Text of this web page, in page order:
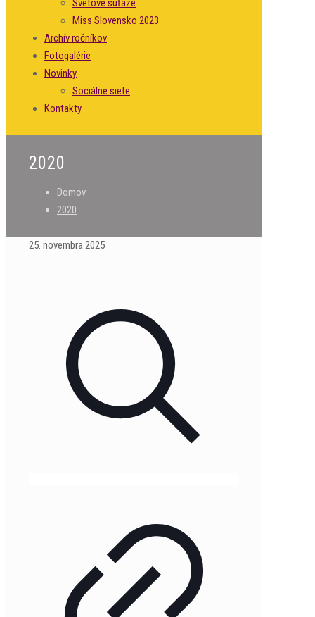
Svetové súťaže
Miss Slovensko 2023
Archív ročníkov
Fotogalérie
Novinky
Sociálne siete
Kontakty
2020
Domov
2020
25. novembra 2025